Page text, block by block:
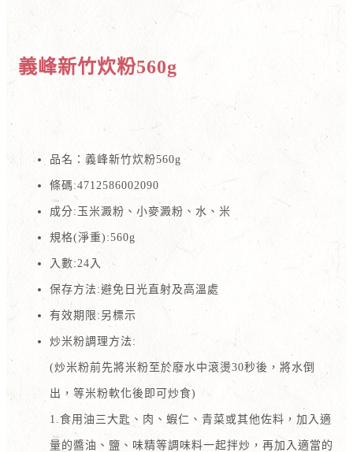
義峰新竹炊粉560g
品名：義峰新竹炊粉560g
條碼:4712586002090
成分:玉米澱粉、小麥澱粉、水、米
規格(淨重):560g
入數:24入
保存方法:避免日光直射及高溫處
有效期限:另標示
炒米粉調理方法:
(炒米粉前先將米粉至於廢水中滾燙30秒後，將水倒
出，等米粉軟化後即可炒食)
1.食用油三大匙、肉、蝦仁、青菜或其他佐料，加入適
量的醬油、鹽、味精等調味料一起拌炒，再加入適當的